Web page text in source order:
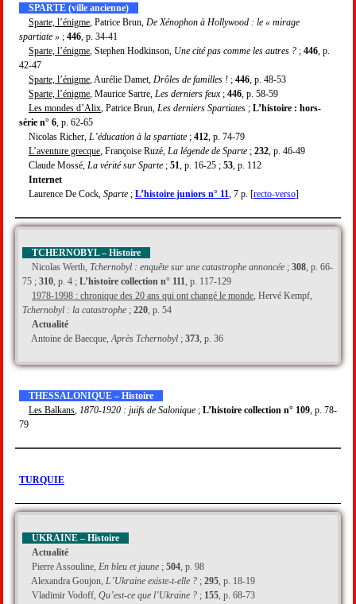
SPARTE (ville ancienne)
Sparte, l’énigme , Patrice Brun, De Xénophon à Hollywood : le « mirage
spartiate » ; 446 , p. 34-41
Sparte, l’énigme , Stephen Hodkinson, Une cité pas comme les autres ? ; 446 , p.
42-47
Sparte, l’énigme , Aurélie Damet, Drôles de familles ! ; 446 , p. 48-53
Sparte, l’énigme , Maurice Sartre, Les derniers feux; 446 , p. 58-59
Les mondes d’Alix , Patrice Brun, Les derniers Spartiates ; L’histoire : hors-
série n° 6 , p. 62-65
Nicolas Richer, L’éducation à la spartiate ; 412 , p. 74-79
L’aventure grecque , Françoise Ruzé, La légende de Sparte ; 232 , p. 46-49
Claude Mossé, La vérité sur Sparte ; 51 , p. 16-25 ; 53 , p. 112
Internet
Laurence De Cock, Sparte ; L’histoire juniors n° 11 , 7 p. [recto-verso]
TCHERNOBYL – Histoire
Nicolas Werth, Tchernobyl : enquête sur une catastrophe annoncée ; 308 , p. 66-
75 ; 310 , p. 4 ; L’histoire collection n° 111 , p. 117-129
1978-1998 : chronique des 20 ans qui ont changé le monde , Hervé Kempf,
Tchernobyl : la catastrophe ; 220 , p. 54
Actualité
Antoine de Baecque, Après Tchernobyl ; 373 , p. 36
THESSALONIQUE – Histoire
Les Balkans 1870-1920 : juifs de Salonique ; L’histoire collection n° 109 , p. 78-
79
TURQUIE
UKRAINE – Histoire
Actualité
Pierre Assouline, En bleu et jaune ; 504 , p. 98
Alexandra Goujon, L’Ukraine existe-t-elle ? ; 295 , p. 18-19
Vladimir Vodoff, Qu’est-ce que l’Ukraine ? ; 155 , p. 68-73